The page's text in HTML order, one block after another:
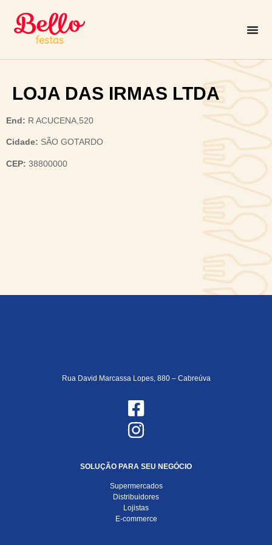
LOJA DAS IRMAS LTDA
End: R ACUCENA,520
Cidade: SÃO GOTARDO
CEP: 38800000
Rua David Marcassa Lopes, 880 – Cabreúva
SOLUÇÃO PARA SEU NEGÓCIO
Supermercados
Distribuidores
Lojistas
E-commerce